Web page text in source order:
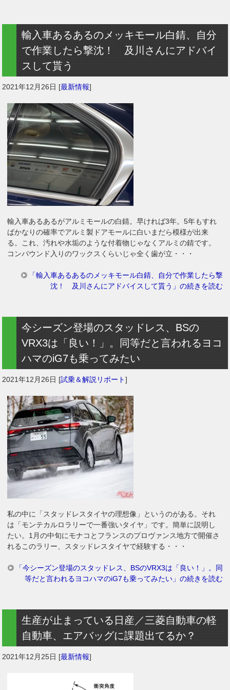
輸入車あるあるのメッキモール白錆、自分
で作業したら撃沈！ 及川さんにアドバイ
スして貰う
2021年12月26日 [最新情報]
輸入車あるあるがアルミモールの白錆。早ければ3年。5年もすれ
ばかなりの確率でアルミ製ドアモールに白いまだら模様が出来
る。これ、汚れや水垢のような付着物じゃなくアルミの錆です。
コンパウンド入りのワックスくらいじゃ全く歯が立・・・
「輸入車あるあるのメッキモール白錆、自分で作業したら撃
沈！ 及川さんにアドバイスして貰う」の続きを読む
今シーズン登場のスタッドレス、BSの
VRX3は「良い！」。同等だと言われるヨコ
ハマのiG7も乗ってみたい
2021年12月26日 [試乗＆解説リポート]
私の中に「スタッドレスタイヤの理想像」というのがある。それ
は「モンテカルロラリーで一番強いタイヤ」です。簡単に説明し
たい。1月の中旬にモナコとフランスのプロヴァンス地方で開催さ
れるこのラリー、スタッドレスタイヤで経験する・・・
「今シーズン登場のスタッドレス、BSのVRX3は「良い！」。同
等だと言われるヨコハマのiG7も乗ってみたい」の続きを読む
生産が止まっている日産／三菱自動車の軽
自動車、エアバッグに課題出てるか？
2021年12月25日 [最新情報]